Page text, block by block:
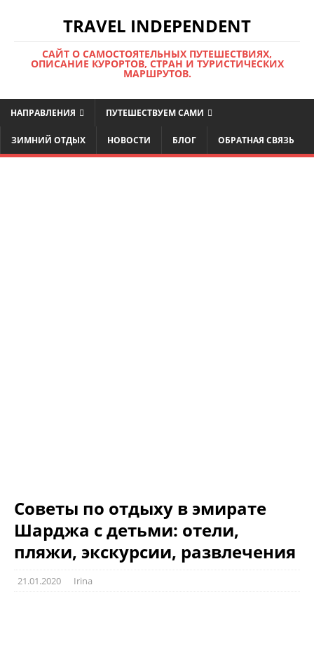
TRAVEL INDEPENDENT
САЙТ О САМОСТОЯТЕЛЬНЫХ ПУТЕШЕСТВИЯХ,
ОПИСАНИЕ КУРОРТОВ, СТРАН И ТУРИСТИЧЕСКИХ
МАРШРУТОВ.
НАПРАВЛЕНИЯ ПУТЕШЕСТВУЕМ САМИ
ЗИМНИЙ ОТДЫХ НОВОСТИ БЛОГ ОБРАТНАЯ СВЯЗЬ
Советы по отдыху в эмирате
Шарджа с детьми: отели,
пляжи, экскурсии, развлечения
21.01.2020 Irina